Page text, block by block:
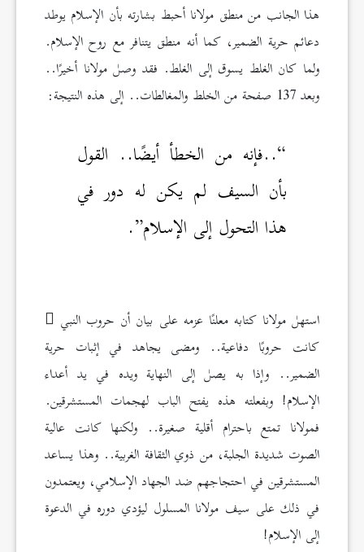
هذا الجانب من منطق مولانا أحبط بشارته بأن الإسلام يوطد
دعائم حرية الضمير، كما أنه منطق يتنافر مع روح الإسلام.
ولما كان الغلط يسوق إلى الغلط. فقد وصل مولانا أخيرًا..
وبعد 137 صفحة من الخلط والمغالطات.. إلى هذه النتيجة:
“..فإنه من الخطأ أيضًا.. القول
بأن السيف لم يكن له دور في
هذا التحول إلى الإسلام”.
استهل مولانا كتابه معلنًا عزمه على بيان أن حروب النبي
كانت حروبًا دفاعية.. ومضى يجاهد في إثبات حرية
الضمير.. وإذا به يصل إلى النهاية ويده في يد أعداء
الإسلام! وبفعلته هذه يفتح الباب لهجمات المستشرقين.
فمولانا تمتع باحترام أقلية صغيرة.. ولكنها كانت عالية
الصوت شديدة الجلبة، من ذوي الثقافة الغربية.. وهذا يساعد
المستشرقين في احتجاجهم ضد الجهاد الإسلامي، ويعتمدون
في ذلك على سيف مولانا المسلول ليؤدي دوره في الدعوة
إلى الإسلام!